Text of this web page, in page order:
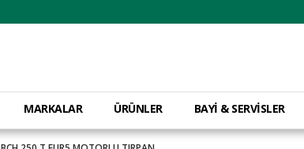
MARKALAR ÜRÜNLER BAYİ & SERVİSLER